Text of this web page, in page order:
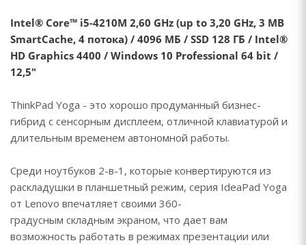
Intel® Core™ i5-4210M 2,60 GHz (up to 3,20 GHz, 3 MB
SmartCache, 4 потока) / 4096 МБ / SSD 128 ГБ / Intel®
HD Graphics 4400 / Windows 10 Professional 64 bit /
12,5"
ThinkPad Yoga - это хорошо продуманный бизнес-
гибрид с сенсорным дисплеем, отличной клавиатурой и
длительным временем автономной работы.
Среди ноутбуков 2-в-1, которые конвертируются из
раскладушки в планшетный режим, серия IdeaPad Yoga
от Lenovo впечатляет своими 360-
градусным складным экраном, что дает вам
возможность работать в режимах презентации или